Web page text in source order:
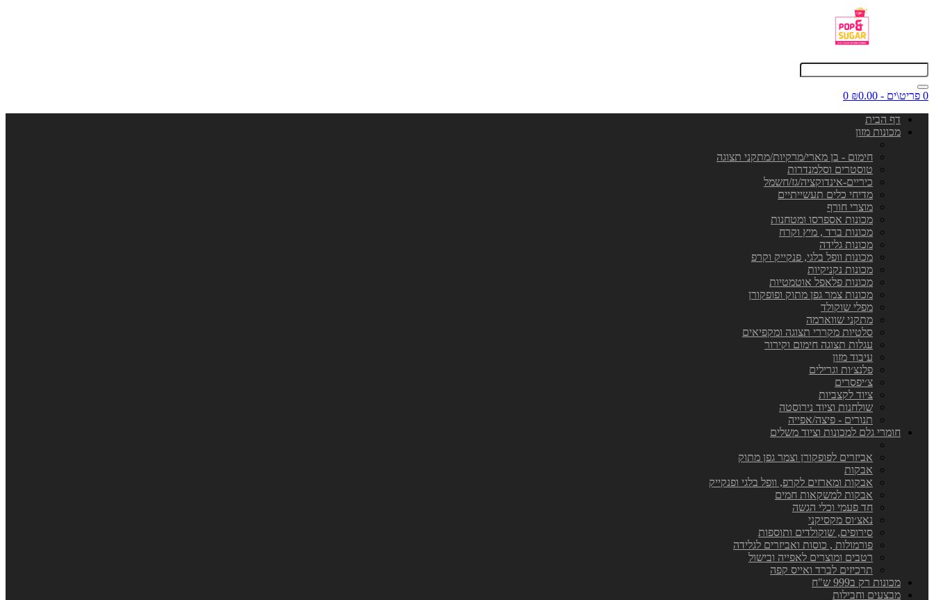
0 פריט\ים - ₪0.00
0
דף הבית
מכונות מזון
חימום - בן מארי/מרקיות/מתקני תצוגה
טוסטרים וסלמנדרות
כיריים-אינדוקציה/גז/חשמל
מדיחי כלים תעשייתיים
מוצרי חורף
מכונות אספרסו ומטחנות
מכונות ברד , מיץ וקרח
מכונות גלידה
מכונות וופל בלגי, פנקייק וקרפ
מכונות נקניקיות
מכונות פלאפל אוטמטיות
מכונות צמר גפן מתוק ופופקורן
מפלי שוקולד
מתקני שווארמה
סלטיות מקררי תצוגה ומקפיאים
עגלות תצוגה חימום וקירור
עיבוד מזון
פלנצ׳ות וגרילים
צ׳יפסרים
ציוד לקצביות
שולחנות וציוד נירוסטה
תנורים - פיצה/אפייה
חומרי גלם למכונות וציוד משלים
אביזרים לפופקורן וצמר גפן מתוק
אבקות
אבקות ומארזים לקרפ, וופל בלגי ופנקייק
אבקות למשקאות חמים
חד פעמי וכלי הגשה
נאצ׳וס מקסיקני
סירופים, שוקולדים ותוספות
פורמולות , כוסות ואביזרים לגלידה
רטבים ומוצרים לאפייה ובישול
תרכיזים לברד ואייס קפה
מכונות רק ב999 ש"ח
מבצעים וחבילות